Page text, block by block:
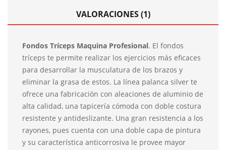
VALORACIONES (1)
Fondos Tríceps Maquina Profesional. El fondos
tríceps te permite realizar los ejercicios más eficaces
para desarrollar la musculatura de los brazos y
eliminar la grasa de estos. La línea palanca silver te
ofrece una fabricación con aleaciones de aluminio de
alta calidad, una tapicería cómoda con doble costura
resistente y antideslizante. Una gran resistencia a los
rayones, pues cuenta con una doble capa de pintura
y su característica anticorrosiva le provee mayor